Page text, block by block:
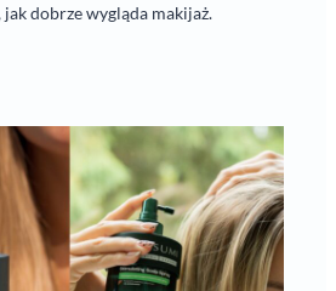
dobrze wygląda makijaż.